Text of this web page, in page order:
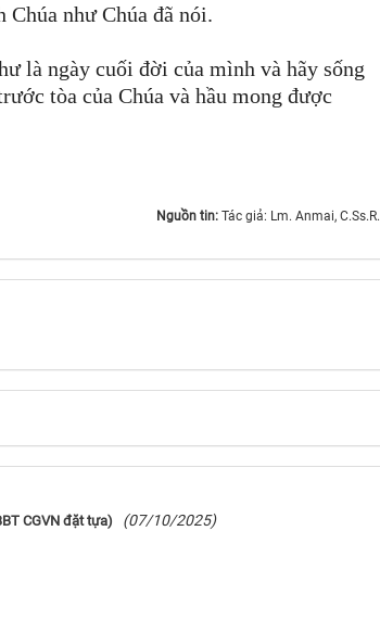
như Chúa đã nói.
là ngày cuối đời của mình và hãy sống
tòa của Chúa và hầu mong được
Nguồn tin: Tác giả: Lm. Anmai, C.Ss.R.
CGVN đặt tựa) (07/10/2025)